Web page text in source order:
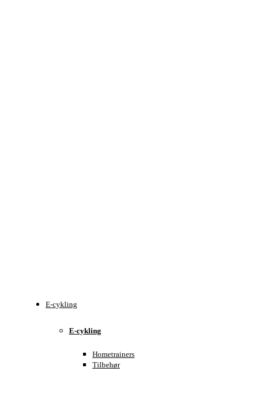
E-cykling
E-cykling
Hometrainers
Tilbehør